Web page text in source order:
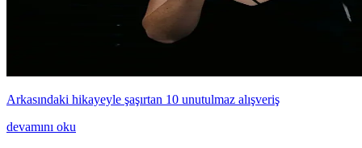
Arkasındaki hikayeyle şaşırtan 10 unutulmaz alışveriş
devamını oku